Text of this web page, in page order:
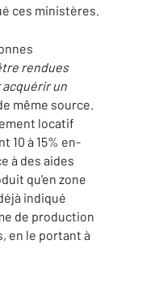
ces ministères.
rendues
un
même source.
locatif
10 à 15% en-
à des aides
qu'en zone
indiqué
de production
en le portant à